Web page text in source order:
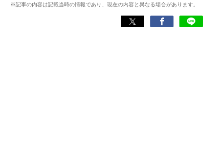
スマホアプリ）他
※記事の内容は記載当時の情報であり、現在の内容と異なる場合があります。